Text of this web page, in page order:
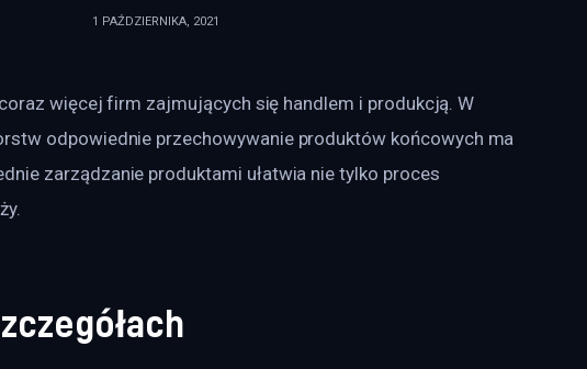
1 PAŹDZIERNIKA, 2021
więcej firm zajmujących się handlem i produkcją. W
odpowiednie przechowywanie produktów końcowych ma
zarządzanie produktami ułatwia nie tylko proces